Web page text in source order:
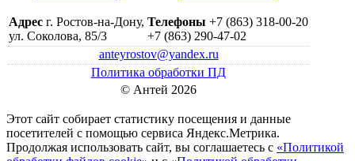
Адрес г. Ростов-на-Дону,
ул. Соколова, 85/3
Телефоны +7 (863) 318-00-20
+7 (863) 290-47-02
anteyrostov@yandex.ru
Политика обработки ПД
© Антей 2026
Этот сайт собирает статистику посещения и данные
посетителей c помощью сервиса Яндекс.Метрика.
Продолжая использовать сайт, вы соглашаетесь с «Политикой